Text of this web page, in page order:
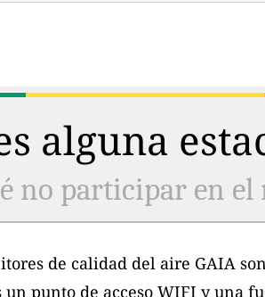
alguna
no participar en
de calidad del aire GAIA
un punto de acceso WIFI y una